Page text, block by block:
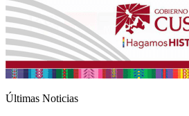
Últimas Noticias